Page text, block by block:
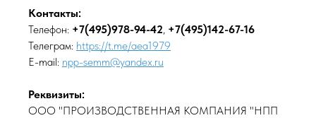
Контакты:
Телефон: +7(495)978-94-42, +7(495)142-67-16
Телеграм: https://t.me/aea1979
E-mail: npp-semm@yandex.ru
Реквизиты:
ООО "ПРОИЗВОДСТВЕННАЯ КОМПАНИЯ "НПП